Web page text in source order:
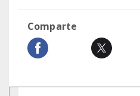
Comparte